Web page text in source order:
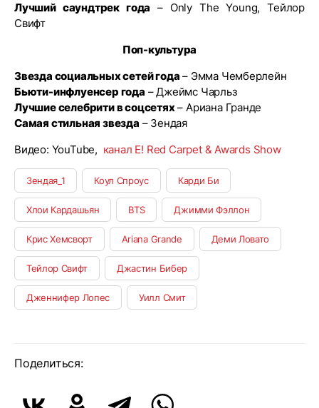
Лучший саундтрек года – Only The Young, Тейлор
Свифт
Поп-культура
Звезда социальных сетей года – Эмма Чемберлейн
Бьюти-инфлуенсер года – Джеймс Чарльз
Лучшие селебрити в соцсетях– Ариана Гранде
Самая стильная звезда – Зендая
Видео: YouTube, канал E! Red Сarpet & Awards Show
Зендая_1 Коул Спроус Карди Би
Хлои Кардашьян BTS Джимми Фэллон
Крис Хемсворт Ariana Grande Деми Ловато
Тейлор Свифт Джастин Бибер
Дженнифер Лопес Уилл Смит
Поделиться: